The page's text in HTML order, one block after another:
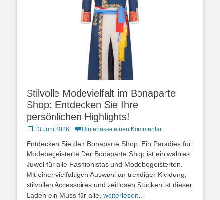
Stilvolle Modevielfalt im Bonaparte
Shop: Entdecken Sie Ihre
persönlichen Highlights!
Posted
13 Juni 2026 Hinterlasse einen Kommentar
Entdecken Sie den Bonaparte Shop: Ein Paradies für
Modebegeisterte Der Bonaparte Shop ist ein wahres
Juwel für alle Fashionistas und Modebegeisterten.
Mit einer vielfältigen Auswahl an trendiger Kleidung,
stilvollen Accessoires und zeitlosen Stücken ist dieser
Laden ein Muss für alle, weiterlesen…